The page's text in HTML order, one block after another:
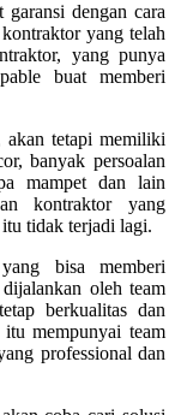
dengan cara
yang telah
yang punya
buat memberi
akan tetapi memiliki
banyak persoalan
mampet dan lain
kontraktor yang
tidak terjadi lagi.
bisa memberi
oleh team
berkualitas dan
mempunyai team
professional dan